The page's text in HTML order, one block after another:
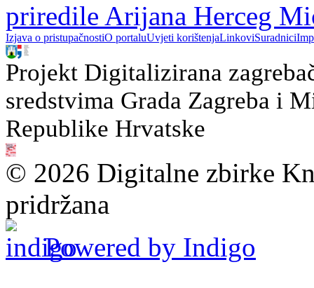
priredile Arijana Herceg
Izjava o pristupačnostiO portaluUvjeti korištenjaLinkoviSuradnici
Projekt Digitalizirana
sredstvima Grada Zagreba i
Republike Hrvatske
© 2026 Digitalne zbirke
pridržana
Powered by Indigo